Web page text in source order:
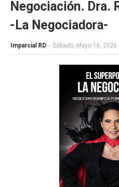
Negociación. Dra.
-La Negociadora-
Imparcial RD - Sábado, Mayo 16, 2026